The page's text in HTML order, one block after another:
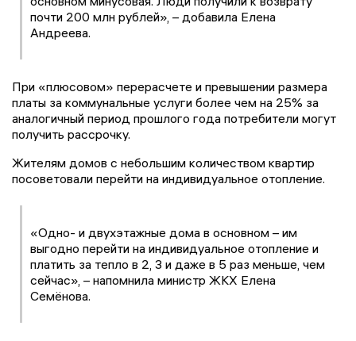
почти 200 млн рублей», – добавила Елена
Андреева.
При «плюсовом» перерасчете и превышении размера
платы за коммунальные услуги более чем на 25% за
аналогичный период прошлого года потребители могут
получить рассрочку.
Жителям домов с небольшим количеством квартир
посоветовали перейти на индивидуальное отопление.
«Одно- и двухэтажные дома в основном – им
выгодно перейти на индивидуальное отопление и
платить за тепло в 2, 3 и даже в 5 раз меньше, чем
сейчас», – напомнила министр ЖКХ Елена
Семёнова.